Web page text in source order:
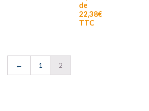
de
22,38€
TTC
← 1 2